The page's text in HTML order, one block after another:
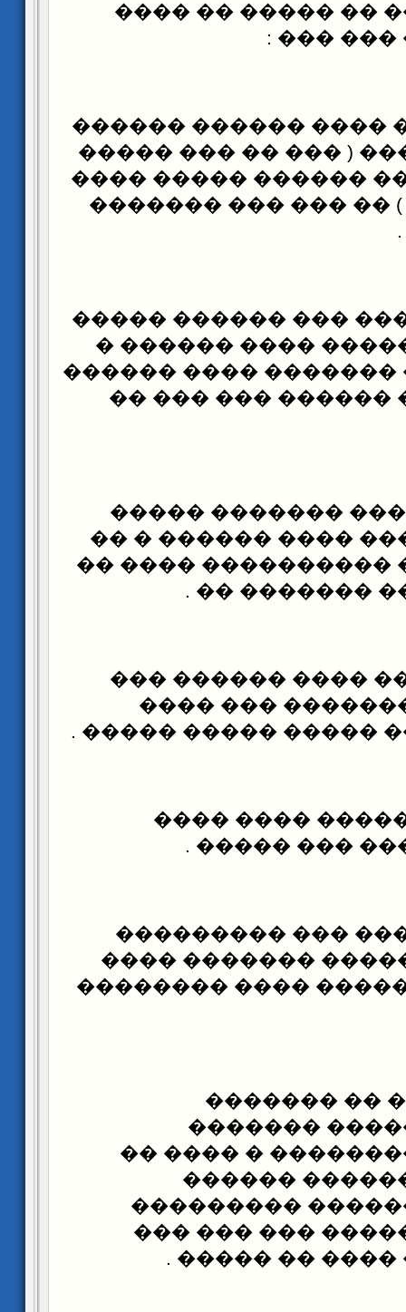
������ ����� ��
���
(1) ������ ��� ����
����� �� ����� ( ���
��� ��� � ����
���������� ) ��
(2) ��� �������� ���
�� ����� �������
���� ������ �������
������� � ��
(3) ��� ����� ���
��� ���� �����
����� ��� ��
����� ����
(4) ������ ����
����� ��
��������� �� �����
(5) ������
������� ��
(6) ������ �����
������ �� ������
�� ��� ���� �����
(7) �� ��
��������
��������
���� ����
�������
���� ��
������ ����